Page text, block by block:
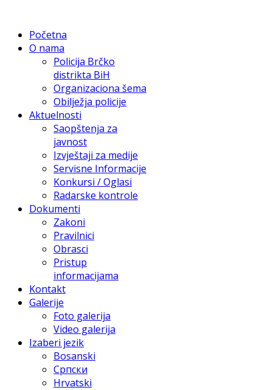
Početna
O nama
Policija Brčko
distrikta BiH
Organizaciona šema
Obilježja policije
Aktuelnosti
Saopštenja za
javnost
Izvještaji za medije
Servisne Informacije
Konkursi / Oglasi
Radarske kontrole
Dokumenti
Zakoni
Pravilnici
Obrasci
Pristup
informacijama
Kontakt
Galerije
Foto galerija
Video galerija
Izaberi jezik
Bosanski
Српски
Hrvatski